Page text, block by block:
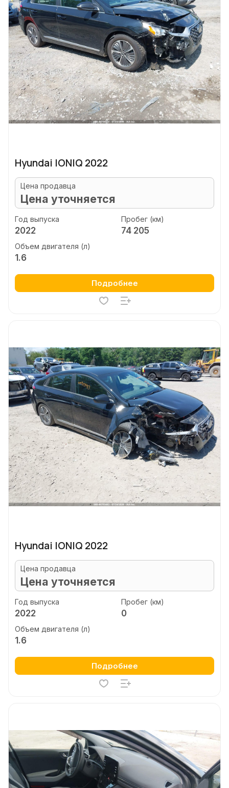
Hyundai IONIQ 2022
Цена продавца
Цена уточняется
Год выпуска
2022
Пробег (км)
74 205
Объем двигателя (л)
1.6
Подробнее
Hyundai IONIQ 2022
Цена продавца
Цена уточняется
Год выпуска
2022
Пробег (км)
0
Объем двигателя (л)
1.6
Подробнее